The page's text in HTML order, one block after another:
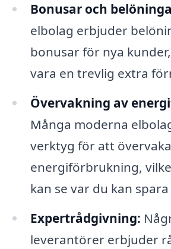
Bonusar och
elbolag erbjuder
bonusar för nya
vara en trevlig extra
Övervakning av
Många moderna
verktyg för att
energiförbrukning,
kan se var du kan
Expertrådgivning:
leverantörer erbjuder